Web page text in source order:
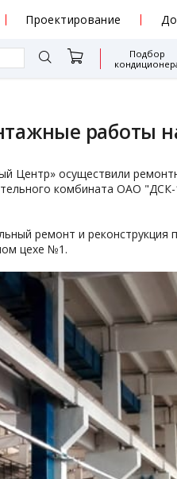
Проектирование
Подбор
работы
Центр» осуществили
комбината ОАО "ДСК-
ремонт и
цехе №1.